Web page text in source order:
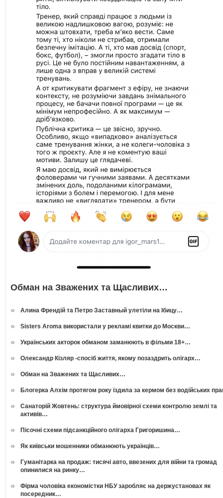
Обман на Зважених та Щасливих…
Алина Френдій та Петро Заставный улетіли на Ібицу…
Sisters Aroma використали у рекламі квитки до Москви…
Українських акторок обманом заманюють в фільми 18+…
Олександр Кізляр -спосіб життя, якому позаздрить олігарх…
Обман на Зважених та Щасливих…
Блогерка Алхім протягом року їздила за кермом без водійських
Санаторій Жовтень: структура ймовірної схеми контролю землі та
активів…
Пісочні схеми підсанкційного олігарха Григоришина…
Як київськи мошенники обманюють українців…
Гуманітарка на продаж: тисячі авто, ввезених для війни та громад
опинилися на ринку…
Фірма чоловіка економістки НБУ заробляє на держустановах як
посередник…